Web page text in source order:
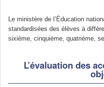
Le ministère de l’Éducation
standardisées des élèves à
sixième, cinquième, quatrième,
L’évaluation des